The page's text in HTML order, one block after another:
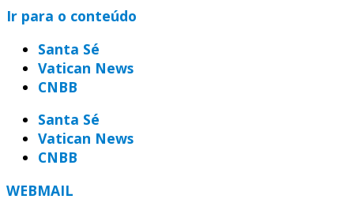
Ir para o conteúdo
Santa Sé
Vatican News
CNBB
Santa Sé
Vatican News
CNBB
WEBMAIL